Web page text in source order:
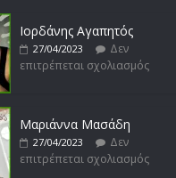
Ιορδάνης Αγαπητός
27/04/2023
Δεν
επιτρέπεται σχολιασμός
Μαριάννα Μασάδη
27/04/2023
Δεν
επιτρέπεται σχολιασμός